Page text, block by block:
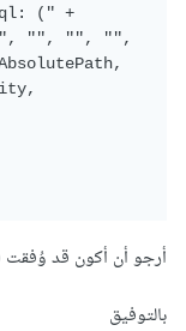
("
+
, "", "", "",
AbsolutePath,
,
أرجو أن أكون قد وُفقت
بالتوفيق